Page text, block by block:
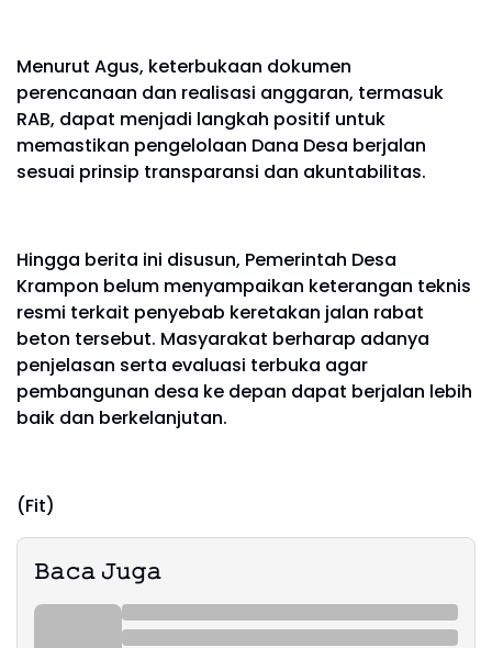
Menurut Agus, keterbukaan dokumen
perencanaan dan realisasi anggaran, termasuk
RAB, dapat menjadi langkah positif untuk
memastikan pengelolaan Dana Desa berjalan
sesuai prinsip transparansi dan akuntabilitas.
Hingga berita ini disusun, Pemerintah Desa
Krampon belum menyampaikan keterangan teknis
resmi terkait penyebab keretakan jalan rabat
beton tersebut. Masyarakat berharap adanya
penjelasan serta evaluasi terbuka agar
pembangunan desa ke depan dapat berjalan lebih
baik dan berkelanjutan.
(Fit)
𝙱𝚊𝚌𝚊 𝙹𝚞𝚐𝚊